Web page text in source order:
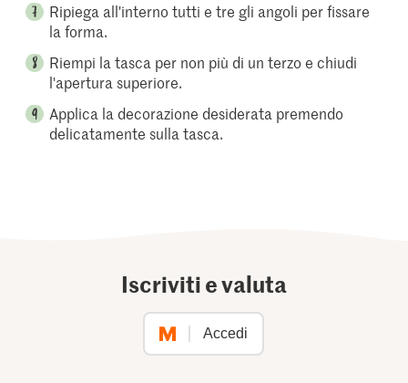
Ripiega all'interno tutti e tre gli angoli per fissare
la forma.
Riempi la tasca per non più di un terzo e chiudi
l'apertura superiore.
Applica la decorazione desiderata premendo
delicatamente sulla tasca.
Iscriviti e valuta
Accedi